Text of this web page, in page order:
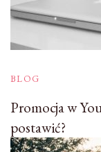
BLOG
Promocja w
postawić?